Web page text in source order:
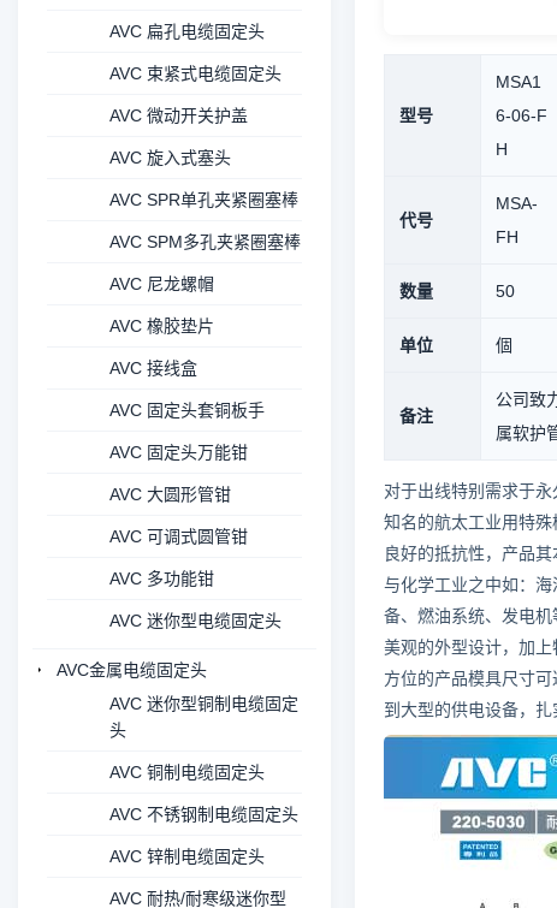
AVC 扁孔电缆固定头
AVC 束紧式电缆固定头
AVC 微动开关护盖
AVC 旋入式塞头
AVC SPR单孔夹紧圈塞棒
AVC SPM多孔夹紧圈塞棒
AVC 尼龙螺帽
AVC 橡胶垫片
AVC 接线盒
AVC 固定头套铜板手
AVC 固定头万能钳
AVC 大圆形管钳
AVC 可调式圆管钳
AVC 多功能钳
AVC 迷你型电缆固定头
AVC金属电缆固定头
AVC 迷你型铜制电缆固定
头
AVC 铜制电缆固定头
AVC 不锈钢制电缆固定头
AVC 锌制电缆固定头
AVC 耐热/耐寒级迷你型
型号
MSA1
6-06-F
H
代号
MSA-
FH
数量 50
单位 個
备注
公司致
属软护
对于出线特别需求于
知名的航太工业用特
良好的抵抗性，产品
与化学工业之中如：
备、燃油系统、发电
美观的外型设计，加
方位的产品模具尺寸
到大型的供电设备，